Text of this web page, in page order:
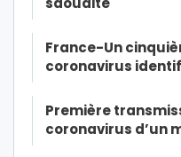
France-Un
coronavirus
Première
coronavirus d’un